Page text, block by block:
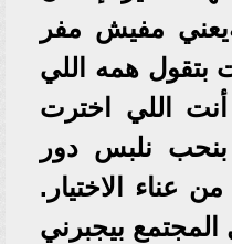
مفيش مفر
همه اللي
اللي اخترت
بنحب نلبس دور
عناء الاختيار.
المجتمع بيجبرني